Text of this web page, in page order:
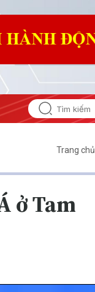
ương 3
Trang chủ
ở Tam